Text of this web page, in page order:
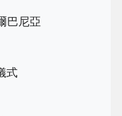
巴尼亞
式